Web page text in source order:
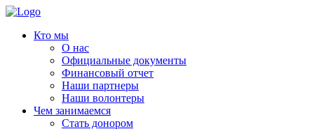
Кто мы
О нас
Официальные документы
Финансовый отчет
Наши партнеры
Наши волонтеры
Чем занимаемся
Стать донором